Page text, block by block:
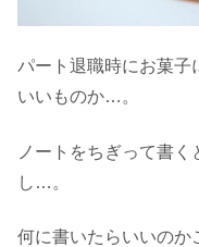
パート退職時にお菓子
いいものか…。
ノートをちぎって書
し…。
何に書いたらいいのか